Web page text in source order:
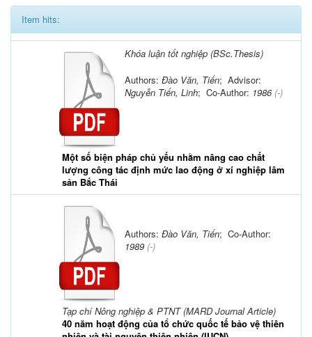
Item hits:
Khóa luận tốt nghiệp (BSc.Thesis)
Một số biện pháp chủ yếu nhằm nâng cao chất
lượng công tác định mức lao động ở xí nghiệp lâm
sản Bắc Thái
Authors: Đào Văn, Tiến; Advisor:
Nguyễn Tiến, Linh; Co-Author: 1986(-)
Tạp chí Nông nghiệp & PTNT (MARD Journal Article)
40 năm hoạt động của tổ chức quốc tế bảo vệ thiên
Authors: Đào Văn, Tiến; Co-Author:
1989 (-)